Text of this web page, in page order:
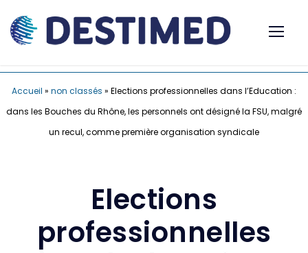
Accueil » non classés » Elections professionnelles dans l’Education :
dans les Bouches du Rhône, les personnels ont désigné la FSU, malgré
un recul, comme première organisation syndicale
Elections
professionnelles